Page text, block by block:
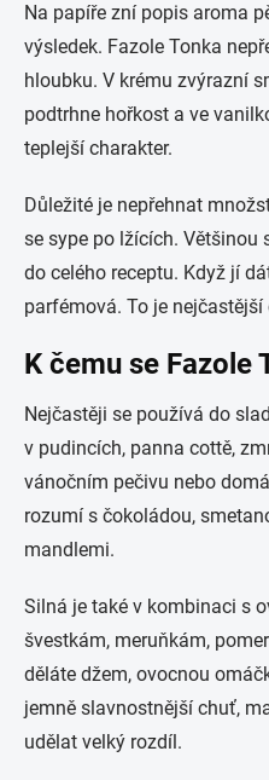
Na papíře zní popis aroma
výsledek. Fazole Tonka
hloubku. V krému zvýrazní
podtrhne hořkost a ve
teplejší charakter.
Důležité je nepřehnat
se sype po lžících.
do celého receptu. Když jí
parfémová. To je
K čemu se Fazole
Nejčastěji se používá do
v pudincích, panna cottě,
vánočním pečivu nebo
rozumí s čokoládou,
mandlemi.
Silná je také v kombinaci s
švestkám, meruňkám,
děláte džem, ovocnou
jemně slavnostnější chuť,
udělat velký rozdíl.